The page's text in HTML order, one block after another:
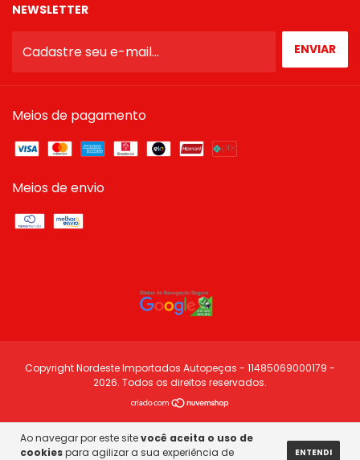
Ao navegar por este sitevocê aceita o uso de
cookiespara agilizar a sua experiência de ENTENDI
NEWSLETTER
Meios de pagamento
Meios de envio
Copyright Nordeste Importados Autopeças - 11485069000179 -
2026. Todos os direitos reservados.